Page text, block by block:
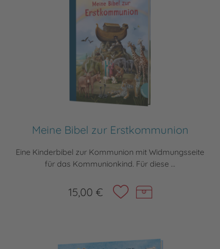
Meine Bibel zur Erstkommunion
Eine Kinderbibel zur Kommunion mit Widmungsseite
für das Kommunionkind. Für diese ...
15,00 €